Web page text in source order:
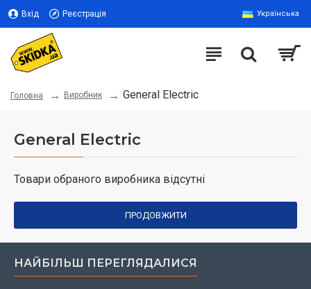
Вхід Реєстрація Українська
Головна Виробник General Electric
General Electric
Товари обраного виробника відсутні
ПРОДОВЖИТИ
НАЙБІЛЬШ ПЕРЕГЛЯДАЛИСЯ